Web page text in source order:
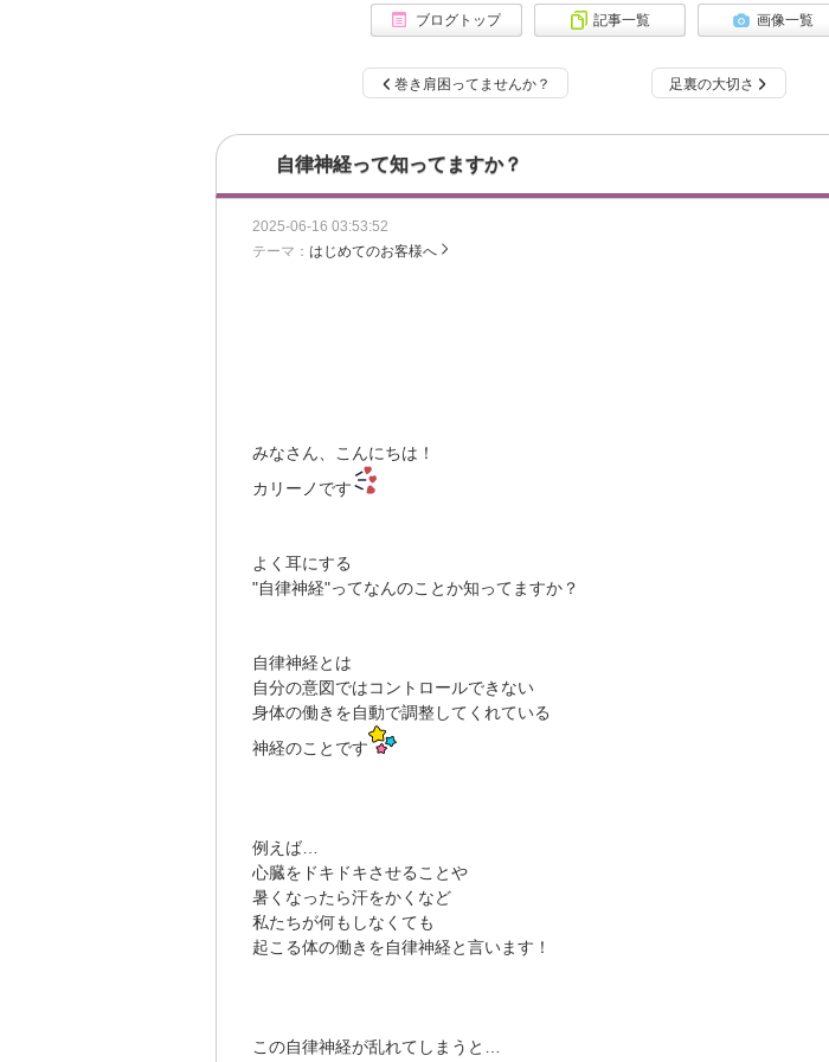
ブログトップ 記事一覧 画像一覧
巻き肩困ってませんか？ 足裏の大切さ
自律神経って知ってますか？
2025-06-16 03:53:52
テーマ： はじめてのお客様へ
みなさん、こんにちは！
カリーノです
よく耳にする
"自律神経"ってなんのことか知ってますか？
自律神経とは
自分の意図ではコントロールできない
身体の働きを自動で調整してくれている
神経のことです
例えば…
心臓をドキドキさせることや
暑くなったら汗をかくなど
私たちが何もしなくても
起こる体の働きを自律神経と言います！
この自律神経が乱れてしまうと…